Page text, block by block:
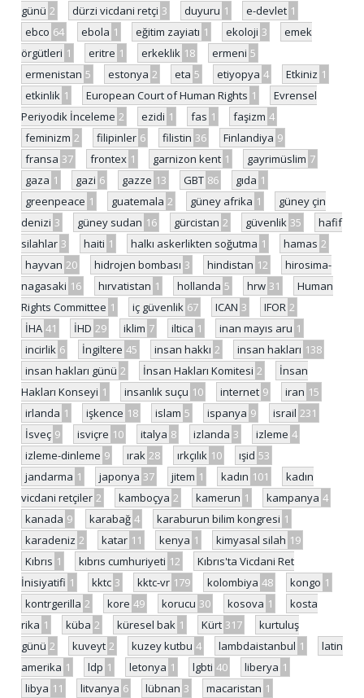
günü 2 dürzi vicdani retçi 3 duyuru 1 e-devlet 1
ebco 64 ebola 1 eğitim zayiatı 1 ekoloji 3
emek
örgütleri 1 eritre 1 erkeklik 18 ermeni 5
ermenistan 5 estonya 2 eta 5 etiyopya 4 Etkiniz 1
etkinlik 1 European Court of Human Rights 1
Evrensel
Periyodik İnceleme 2 ezidi 1 fas 1 faşizm 4
feminizm 2 filipinler 6 filistin 36 Finlandiya 9
fransa 37 frontex 1 garnizon kent 1 gayrimüslim 7
gaza 1 gazi 6 gazze 13 GBT 86 gıda 1
greenpeace 1 guatemala 2 güney afrika 1
güney çin
denizi 3 güney sudan 16 gürcistan 2 güvenlik 35
hafif
silahlar 3 haiti 1 halkı askerlikten soğutma 1 hamas 2
hayvan 20 hidrojen bombası 3 hindistan 12
hirosima-
nagasaki 16 hırvatistan 1 hollanda 5 hrw 31
Human
Rights Committee 1 iç güvenlik 67 ICAN 3 IFOR 2
İHA 41 İHD 29 iklim 7 iltica 1 inan mayıs aru 1
incirlik 6 İngiltere 45 insan hakkı 2 insan hakları 138
insan hakları günü 2 İnsan Hakları Komitesi 2
İnsan
Hakları Konseyi 1 insanlık suçu 10 internet 9 iran 15
irlanda 1 işkence 18 islam 5 ispanya 9 israil 231
İsveç 9 isviçre 10 italya 8 izlanda 3 izleme 4
izleme-dinleme 9 ırak 28 ırkçılık 10 ışid 53
jandarma 1 japonya 37 jitem 1 kadın 101
kadın
vicdani retçiler 2 kamboçya 2 kamerun 1 kampanya 4
kanada 9 karabağ 4 karaburun bilim kongresi 1
karadeniz 2 katar 11 kenya 1 kimyasal silah 19
Kıbrıs 1 kıbrıs cumhuriyeti 12
Kıbrıs'ta Vicdani Ret
İnisiyatifi 1 kktc 3 kktc-vr 179 kolombiya 48 kongo 1
kontrgerilla 2 kore 49 korucu 30 kosova 1
kosta
rika 1 küba 2 küresel bak 1 Kürt 317
kurtuluş
günü 2 kuveyt 2 kuzey kutbu 4 lambdaistanbul 1
latin
amerika 1 ldp 1 letonya 1 lgbti 40 liberya 1
libya 11 litvanya 6 lübnan 3 macaristan 1